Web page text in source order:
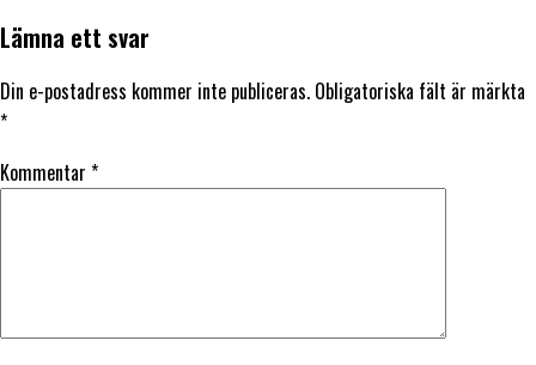
Lämna ett svar
Din e-postadress kommer inte publiceras. Obligatoriska fält är märkta
*
Kommentar *